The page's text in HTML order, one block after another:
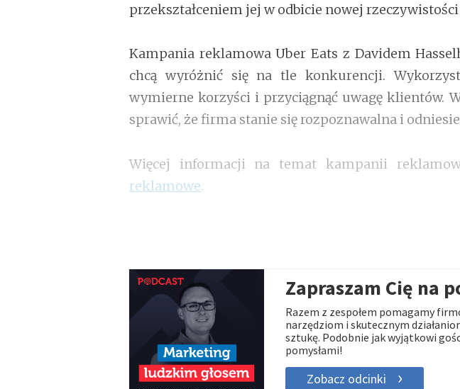
przekształceniem jej w odbicie nowej
Kampania reklamowa Uber Eats z Davidem
chcą wyróżnić się na tle konkurencji.
wymierne korzyści i przyciągnąć uwagę klientów.
sprawić, że firma stanie się rozpoznawalna i
Więcej informacji na temat kampanii
reklamowe.
Zapraszam Cię na
Razem z zespołem pomagamy
narzędziom i skutecznym
sztukę. Podobnie jak wyjątkowi
pomysłami!
Zobacz odcinki